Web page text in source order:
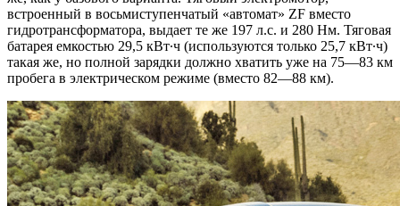
встроенный в восьмиступенчатый «автомат» ZF вместо
гидротрансформатора, выдает те же 197 л.с. и 280 Нм. Тяговая
батарея емкостью 29,5 кВт∙ч (используются только 25,7 кВт∙ч)
такая же, но полной зарядки должно хватить уже на 75—83 км
пробега в электрическом режиме (вместо 82—88 км).